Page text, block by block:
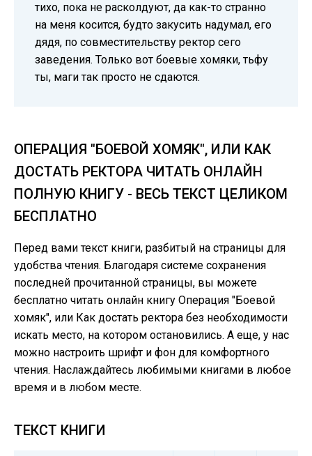
тихо, пока не расколдуют, да как-то странно
на меня косится, будто закусить надумал, его
дядя, по совместительству ректор сего
заведения. Только вот боевые хомяки, тьфу
ты, маги так просто не сдаются.
ОПЕРАЦИЯ "БОЕВОЙ ХОМЯК", ИЛИ КАК
ДОСТАТЬ РЕКТОРА ЧИТАТЬ ОНЛАЙН
ПОЛНУЮ КНИГУ - ВЕСЬ ТЕКСТ ЦЕЛИКОМ
БЕСПЛАТНО
Перед вами текст книги, разбитый на страницы для
удобства чтения. Благодаря системе сохранения
последней прочитанной страницы, вы можете
бесплатно читать онлайн книгу Операция "Боевой
хомяк", или Как достать ректора без необходимости
искать место, на котором остановились. А еще, у нас
можно настроить шрифт и фон для комфортного
чтения. Наслаждайтесь любимыми книгами в любое
время и в любом месте.
ТЕКСТ КНИГИ